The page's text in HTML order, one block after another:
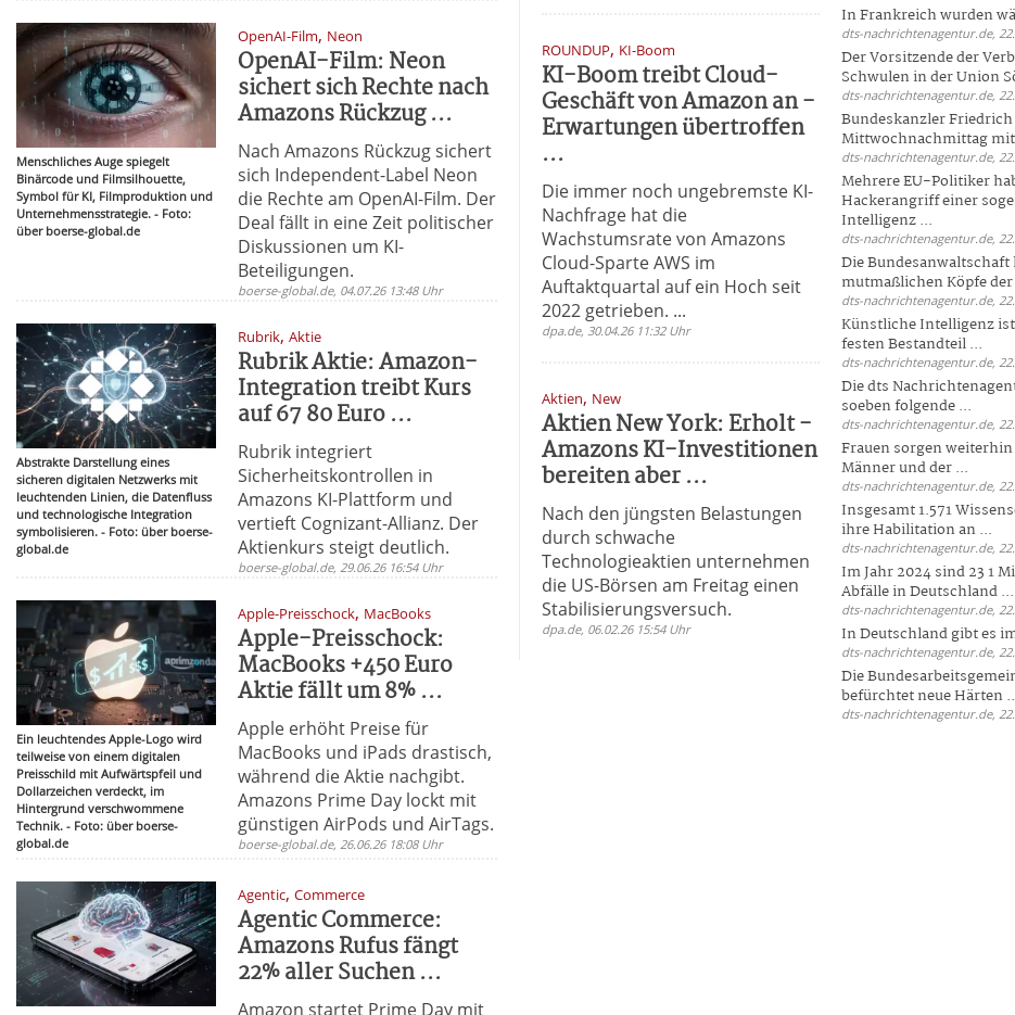
Menschliches Auge spiegelt
Binärcode und Filmsilhouette,
Symbol für KI, Filmproduktion und
Unternehmensstrategie. - Foto:
über boerse-global.de
OpenAI-Film, Neon
OpenAI-Film: Neon
sichert sich Rechte nach
Amazons Rückzug ...
Nach Amazons Rückzug sichert
sich Independent-Label Neon
die Rechte am OpenAI-Film. Der
Deal fällt in eine Zeit politischer
Diskussionen um KI-
Beteiligungen.
boerse-global.de, 04.07.26 13:48 Uhr
Abstrakte Darstellung eines
sicheren digitalen Netzwerks mit
leuchtenden Linien, die Datenfluss
und technologische Integration
symbolisieren. - Foto: über boerse-
global.de
Rubrik,Aktie
Rubrik Aktie: Amazon-
Integration treibt Kurs
auf 67 80 Euro ...
Rubrik integriert
Sicherheitskontrollen in
Amazons KI-Plattform und
vertieft Cognizant-Allianz. Der
Aktienkurs steigt deutlich.
boerse-global.de, 29.06.26 16:54 Uhr
Ein leuchtendes Apple-Logo wird
teilweise von einem digitalen
Preisschild mit Aufwärtspfeil und
Dollarzeichen verdeckt, im
Hintergrund verschwommene
Technik. - Foto: über boerse-
global.de
Apple-Preisschock, MacBooks
Apple-Preisschock:
MacBooks +450 Euro
Aktie fällt um 8% ...
Apple erhöht Preise für
MacBooks und iPads drastisch,
während die Aktie nachgibt.
Amazons Prime Day lockt mit
günstigen AirPods und AirTags.
boerse-global.de, 26.06.26 18:08 Uhr
Agentic,Commerce
Agentic Commerce:
Amazons Rufus fängt
22% aller Suchen ...
Amazon startet Prime Day mit
ROUNDUP, KI-Boom
KI-Boom treibt Cloud-
Geschäft von Amazon an -
Erwartungen übertroffen
...
Die immer noch ungebremste KI-
Nachfrage hat die
Wachstumsrate von Amazons
Cloud-Sparte AWS im
Auftaktquartal auf ein Hoch seit
2022 getrieben. ...
dpa.de, 30.04.26 11:32 Uhr
Aktien, New
Aktien New York: Erholt -
Amazons KI-Investitionen
bereiten aber ...
Nach den jüngsten Belastungen
durch schwache
Technologieaktien unternehmen
die US-Börsen am Freitag einen
Stabilisierungsversuch.
dpa.de, 06.02.26 15:54 Uhr
In Frankreich wurden
dts-nachrichtenagentur.de,
Der Vorsitzende der
Schwulen in der Union
dts-nachrichtenagentur.de,
Bundeskanzler
Mittwochnachmittag
dts-nachrichtenagentur.de,
Mehrere EU-Politiker
Hackerangriff einer
Intelligenz ...
dts-nachrichtenagentur.de,
Die Bundesanwaltschaft
mutmaßlichen Köpfe
dts-nachrichtenagentur.de,
Künstliche Intelligenz
festen Bestandteil ...
dts-nachrichtenagentur.de,
Die dts
soeben folgende ...
dts-nachrichtenagentur.de,
Frauen sorgen
Männer und der ...
dts-nachrichtenagentur.de,
Insgesamt 1.571
ihre Habilitation an ...
dts-nachrichtenagentur.de,
Im Jahr 2024 sind 23 1
Abfälle in Deutschland ...
dts-nachrichtenagentur.de,
In Deutschland gibt es
dts-nachrichtenagentur.de,
Die
befürchtet neue Härten
dts-nachrichtenagentur.de,